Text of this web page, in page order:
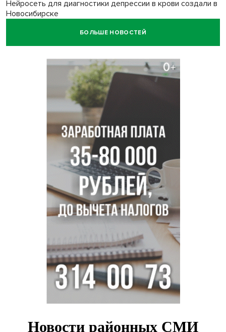
Нейросеть для диагностики депрессии в крови создали в
Новосибирске
БОЛЬШЕ НОВОСТЕЙ